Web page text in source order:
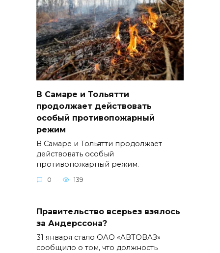
В Самаре и Тольятти
продолжает действовать
особый противопожарный
режим
В Самаре и Тольятти продолжает
действовать особый
противопожарный режим.
0 139
Правительство всерьез взялось
за Андерссона?
31 января стало ОАО «АВТОВАЗ»
сообщило о том, что должность